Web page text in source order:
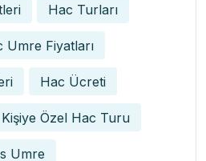
Hac Turları
Umre Fiyatları
Hac Ücreti
Kişiye Özel Hac Turu
Umre